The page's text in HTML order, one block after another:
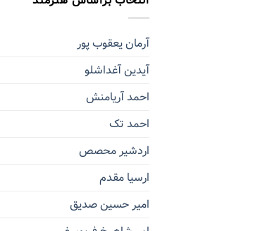
آرمان یعقوب پور
آیدین آغداشلو
احمد آریامنش
احمد تک
اردشیر محصص
ارسیا مقدم
امیر حسین صدیق